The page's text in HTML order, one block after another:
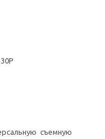
съемную